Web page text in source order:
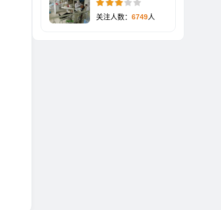
关注人数： 6749人